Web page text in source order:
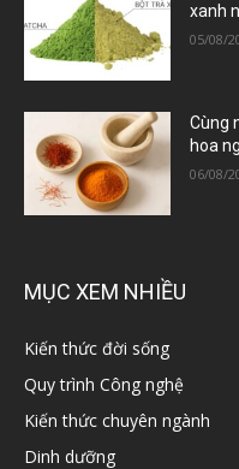
xanh
05/08/
Cùng
hoa
06/08/
MỤC XEM NHIỀU
Kiến thức đời sống
Quy trình Công nghệ
Kiến thức chuyên ngành
Dinh dưỡng